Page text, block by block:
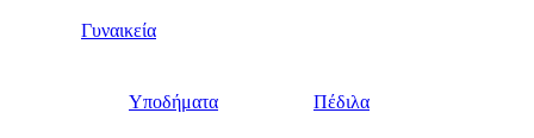
Γυναικεία
Υποδήματα Πέδιλα